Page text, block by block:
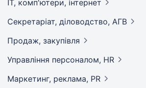
IT, комп'ютери, інтернет
Секретаріат, діловодство, АГВ
Продаж, закупівля
Управління персоналом, HR
Маркетинг, реклама, PR